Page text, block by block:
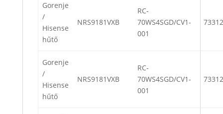
Gorenje
/
Hisense
hűtő
NRS9181VXB
RC-
70WS4SGD/CV1-
001
Gorenje
/
Hisense
hűtő
NRS9181VXB
RC-
70WS4SGD/CV1-
001